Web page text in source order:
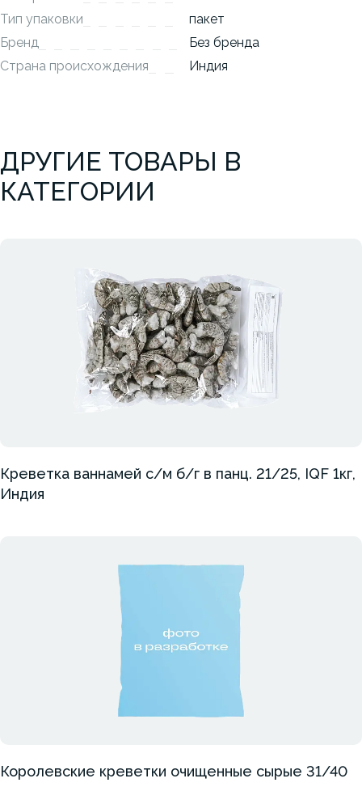
Тип упаковки
пакет
Бренд
Без бренда
Страна происхождения
Индия
ДРУГИЕ ТОВАРЫ В
КАТЕГОРИИ
Креветка ваннамей с/м б/г в панц. 21/25, IQF 1кг,
Индия
Королевские креветки очищенные сырые 31/40